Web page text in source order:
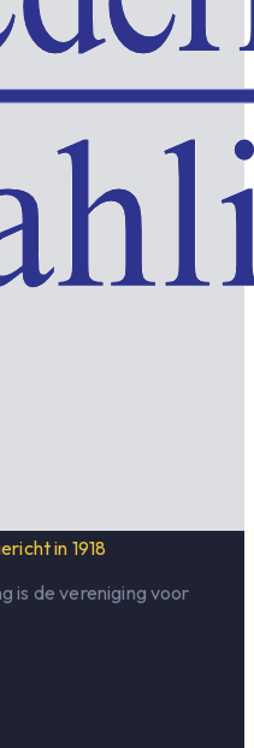
in 1918
is de vereniging voor